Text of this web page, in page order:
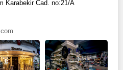
Karabekir Cad. no:21/A